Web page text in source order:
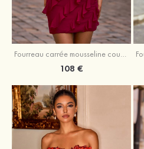
Fourreau carrée mousseline courte/mini robe de fête de la rentré avec volants
108 €